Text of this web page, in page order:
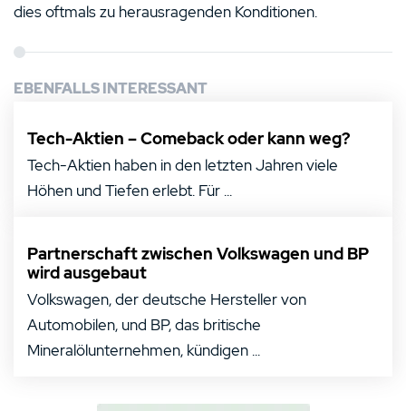
dies oftmals zu herausragenden Konditionen.
EBENFALLS INTERESSANT
Tech-Aktien – Comeback oder kann weg?
Tech-Aktien haben in den letzten Jahren viele
Höhen und Tiefen erlebt. Für ...
Partnerschaft zwischen Volkswagen und BP
wird ausgebaut
Volkswagen, der deutsche Hersteller von
Automobilen, und BP, das britische
Mineralölunternehmen, kündigen ...